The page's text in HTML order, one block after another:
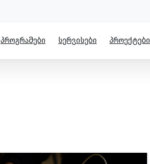
ᲞᲠᲝᲒᲠᲐᲛᲔᲑᲘ ᲡᲔᲠᲕᲘᲡᲔᲑᲘ ᲞᲠᲝᲔᲥᲢᲔᲑᲘ